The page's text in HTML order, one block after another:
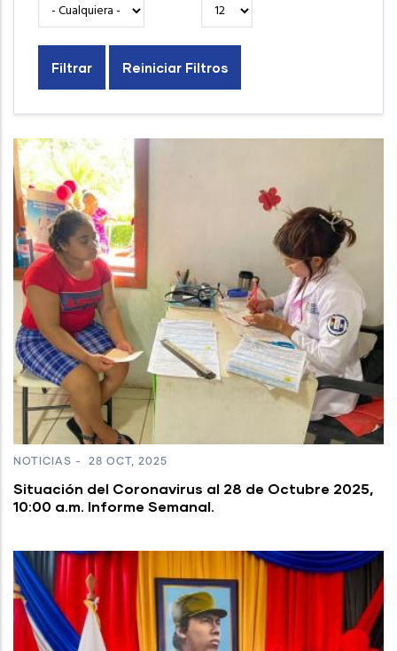
NOTICIAS - 28 OCT, 2025
Situación del Coronavirus al 28 de Octubre 2025,
10:00 a.m. Informe Semanal.